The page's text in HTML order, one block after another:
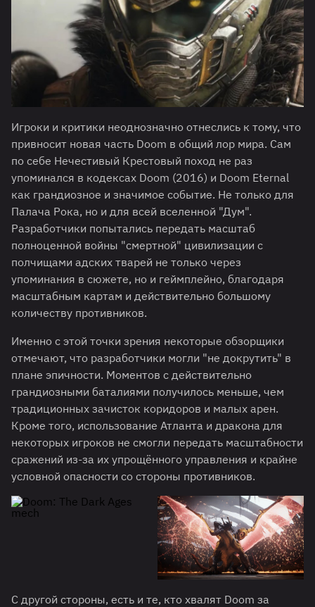
Игроки и критики неоднозначно отнеслись к тому, что
привносит новая часть Doom в общий лор мира. Сам
по себе Нечестивый Крестовый поход не раз
упоминался в кодексах Doom (2016) и Doom Eternal
как грандиозное и значимое событие. Не только для
Палача Рока, но и для всей вселенной "Дум".
Разработчики попытались передать масштаб
полноценной войны "смертной" цивилизации с
полчищами адских тварей не только через
упоминания в сюжете, но и геймплейно, благодаря
масштабным картам и действительно большому
количеству противников.
Именно с этой точки зрения некоторые обзорщики
отмечают, что разработчики могли "не докрутить" в
плане эпичности. Моментов с действительно
грандиозными баталиями получилось меньше, чем
традиционных зачисток коридоров и малых арен.
Кроме того, использование Атланта и дракона для
некоторых игроков не смогли передать масштабности
сражений из-за их упрощённого управления и крайне
условной опасности со стороны противников.
С другой стороны, есть и те, кто хвалят Doom за